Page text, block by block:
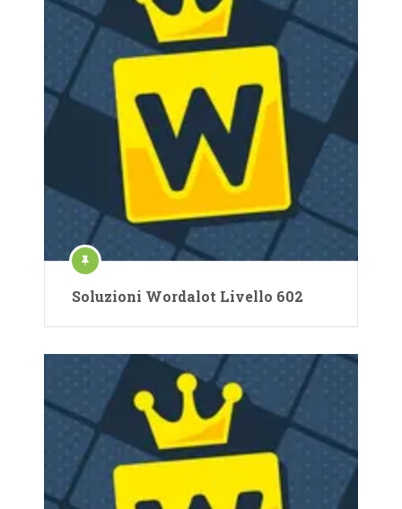
Soluzioni Wordalot Livello 602